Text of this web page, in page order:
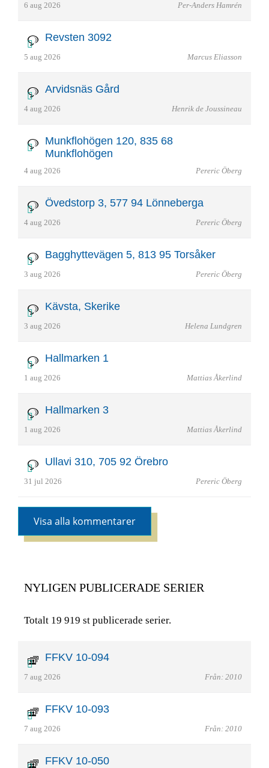
6 aug 2026 Per-Anders Hamrén
Revsten 3092
5 aug 2026 Marcus Eliasson
Arvidsnäs Gård
4 aug 2026 Henrik de Joussineau
Munkflohögen 120, 835 68
Munkflohögen
4 aug 2026 Pereric Öberg
Övedstorp 3, 577 94 Lönneberga
4 aug 2026 Pereric Öberg
Bagghyttevägen 5, 813 95 Torsåker
3 aug 2026 Pereric Öberg
Kävsta, Skerike
3 aug 2026 Helena Lundgren
Hallmarken 1
1 aug 2026 Mattias Åkerlind
Hallmarken 3
1 aug 2026 Mattias Åkerlind
Ullavi 310, 705 92 Örebro
31 jul 2026 Pereric Öberg
Visa alla kommentarer
NYLIGEN PUBLICERADE SERIER
Totalt 19 919 st publicerade serier.
FFKV 10-094
7 aug 2026 Från: 2010
FFKV 10-093
7 aug 2026 Från: 2010
FFKV 10-050